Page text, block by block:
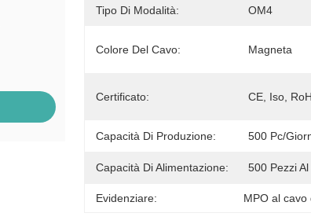
Tipo Di Modalità: OM4
Colore Del Cavo: Magneta
Certificato: CE, Iso,
Capacità Di Produzione: 500 Pc/
Capacità Di Alimentazione: 500 Pezzi
Evidenziare: MPO al cavo